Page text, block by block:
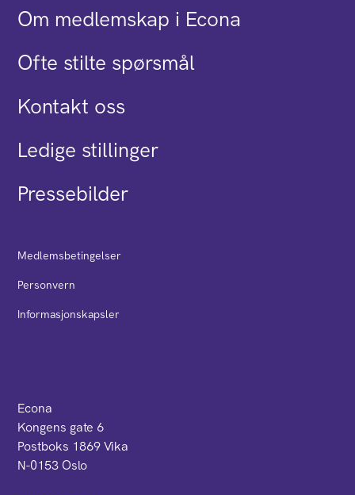
Om medlemskap i Econa
Ofte stilte spørsmål
Kontakt oss
Ledige stillinger
Pressebilder
Medlemsbetingelser
Personvern
Informasjonskapsler
Econa
Kongens gate 6
Postboks 1869 Vika
N-0153 Oslo